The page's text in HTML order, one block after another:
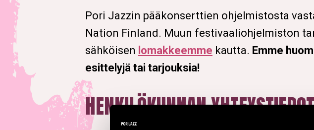
Pori Jazzin pääkonserttien ohjelmistosta
Nation Finland. Muun festivaaliohjelmiston
sähköisen lomakkeemme kautta. Emme
esittelyjä tai tarjouksia!
HENKILÖKUNNAN YHTEYSTIEDOT